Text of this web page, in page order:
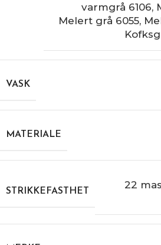
varmgrå 6106,
Melert grå 6055,
VASK
MATERIALE
STRIKKEFASTHET
22